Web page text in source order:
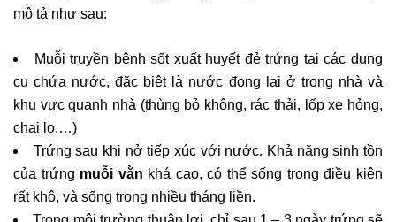
mô tả như sau:
Muỗi truyền bệnh sốt xuất huyết đẻ trứng tại các dụng
cụ chứa nước, đặc biệt là nước đọng lại ở trong nhà và
khu vực quanh nhà (thùng bỏ không, rác thải, lốp xe hỏng,
chai lọ,…)
Trứng sau khi nở tiếp xúc với nước. Khả năng sinh tồn
của trứng muỗi vằn khá cao, có thể sống trong điều kiện
rất khô, và sống trong nhiều tháng liền.